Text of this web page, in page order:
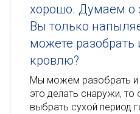
хорошо. Думаем о
Вы только
можете разобрать
кровлю?
Мы можем разобрать и
это делать снаружи, то
выбрать сухой период